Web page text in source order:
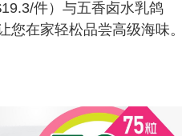
件）与五香卤水乳鸽
您在家轻松品尝高级海味